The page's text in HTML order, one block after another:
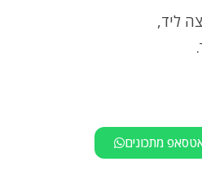
ליד,
מתכונים